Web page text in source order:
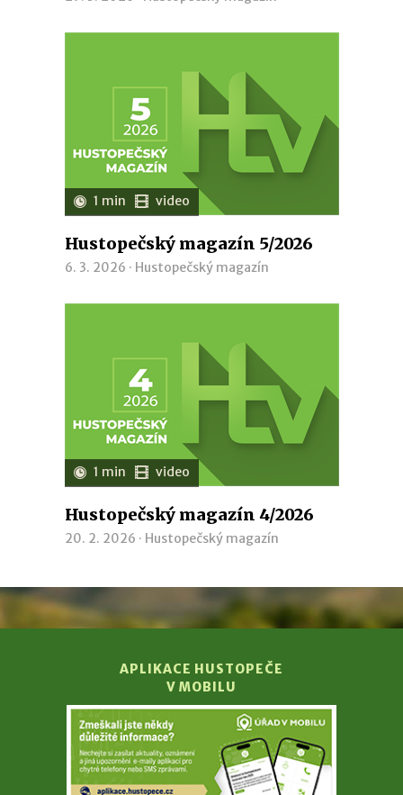
1 min video
Hustopečský magazín 5/2026
6. 3. 2026 · Hustopečský magazín
1 min video
Hustopečský magazín 4/2026
20. 2. 2026 · Hustopečský magazín
APLIKACE HUSTOPEČE
V MOBILU